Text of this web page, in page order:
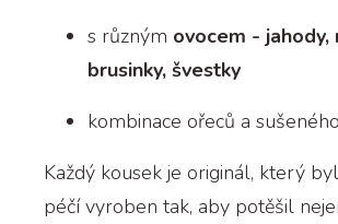
s různým ovocem - jahody,
brusinky, švestky
kombinace ořeců a
Každý kousek je originál, který
péčí vyroben tak, aby potěšil